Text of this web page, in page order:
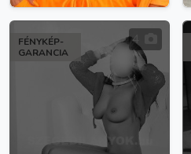
FÉNYKÉP-
GARANCIA
4